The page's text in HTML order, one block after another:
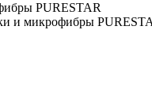
PURESTAR
и микрофибры